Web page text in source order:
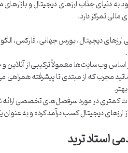
دنیای جذاب ارزهای دیجیتال و
تمرکز دارد.
دیجیتال، بورس جهانی، فارکس،
وب‌سایت‌ها معمولاً ترکیبی از
مجرب که از مبتدی تا پیشرفته
کمتری در مورد سرفصل‌های تخصصی
دیجیتال کسب درآمد کرده و به
استاد ترید